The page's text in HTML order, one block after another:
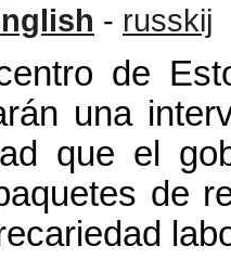
- russkij
de
una
que el
de